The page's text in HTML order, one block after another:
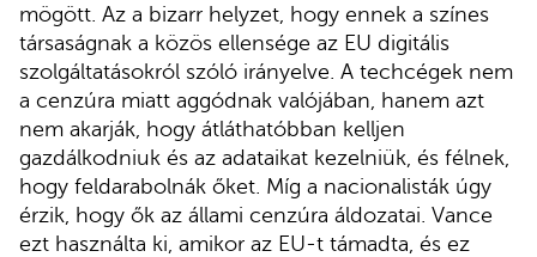
mögött. Az a bizarr helyzet, hogy ennek a színes
társaságnak a közös ellensége az EU digitális
szolgáltatásokról szóló irányelve. A techcégek nem
a cenzúra miatt aggódnak valójában, hanem azt
nem akarják, hogy átláthatóbban kelljen
gazdálkodniuk és az adataikat kezelniük, és félnek,
hogy feldarabolnák őket. Míg a nacionalisták úgy
érzik, hogy ők az állami cenzúra áldozatai. Vance
ezt használta ki, amikor az EU-t támadta, és ez